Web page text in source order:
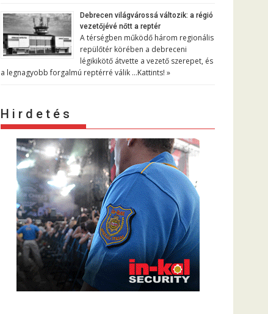
Debrecen világvárossá változik: a régió
vezetőjévé nőtt a reptér
A térségben működő három regionális
repülőtér körében a debreceni
légikikötő átvette a vezető szerepet, és
a legnagyobb forgalmú reptérré válik …Kattints! »
H i r d e t é s